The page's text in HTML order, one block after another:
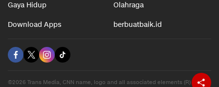
Gaya Hidup Olahraga
Download Apps berbuatbaik.id
©2026 Trans Media, CNN name, logo and all associated elements (R) and ©